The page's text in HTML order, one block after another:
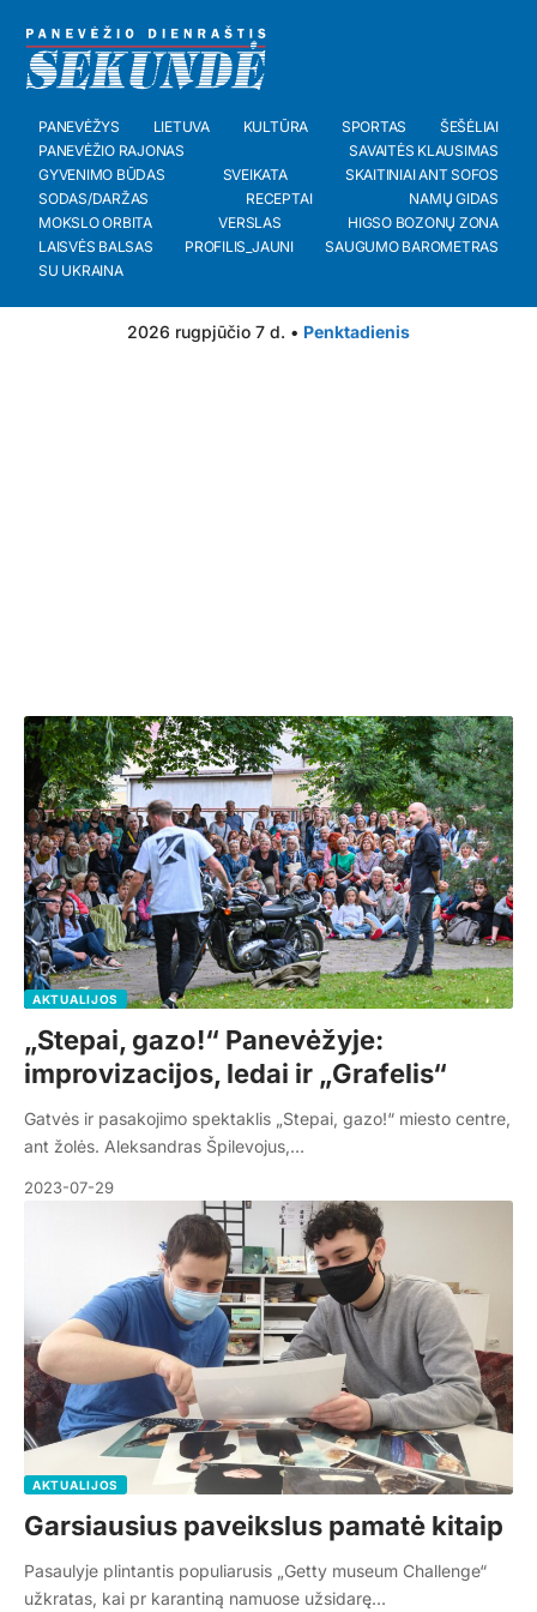
PANEVĖŽYS LIETUVA KULTŪRA SPORTAS
ŠEŠĖLIAI
PANEVĖŽIO RAJONAS
SAVAITĖS KLAUSIMAS
GYVENIMO BŪDAS
SVEIKATA
SKAITINIAI ANT SOFOS
SODAS/DARŽAS
RECEPTAI
NAMŲ GIDAS
MOKSLO ORBITA
VERSLAS
HIGSO BOZONŲ ZONA
LAISVĖS BALSAS
PROFILIS_JAUNI
SAUGUMO BAROMETRAS
SU UKRAINA
2026 rugpjūčio 7 d. • Penktadienis
AKTUALIJOS
„Stepai, gazo!“ Panevėžyje:
improvizacijos, ledai ir „Grafelis“
Gatvės ir pasakojimo spektaklis „Stepai, gazo!“ miesto centre,
ant žolės. Aleksandras Špilevojus,…
2023-07-29
AKTUALIJOS
Garsiausius paveikslus pamatė kitaip
Pasaulyje plintantis populiarusis „Getty museum Challenge“
užkratas, kai pr karantiną namuose užsidarę…